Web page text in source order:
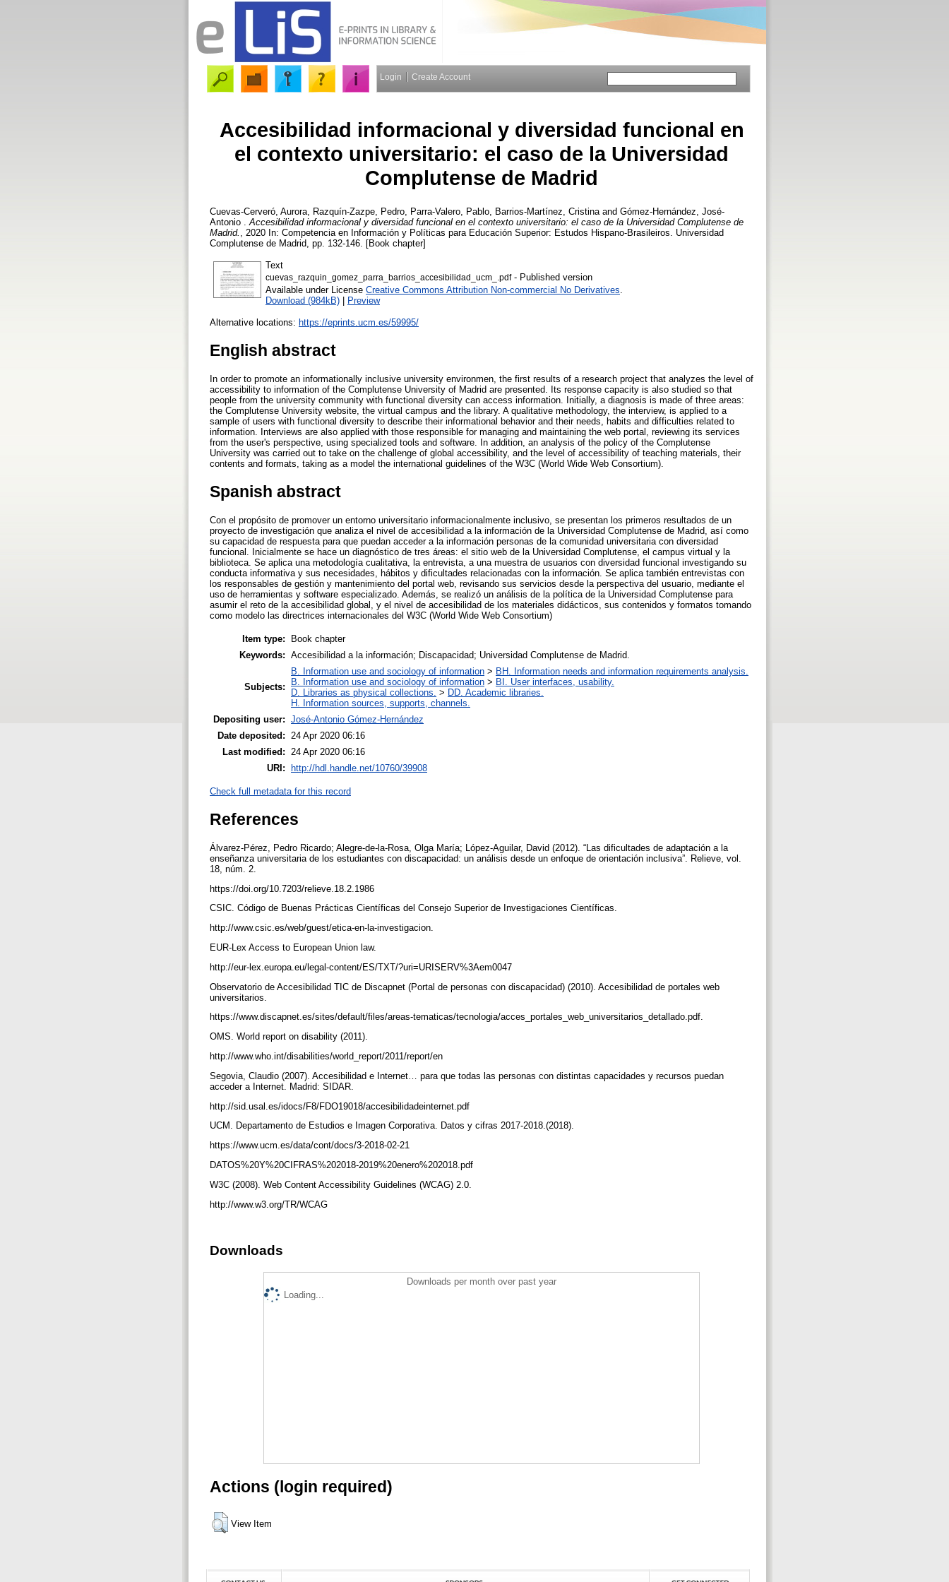
Login Create Account
Accesibilidad informacional y diversidad funcional en
el contexto universitario: el caso de la Universidad
Complutense de Madrid
Cuevas-Cerveró, Aurora Razquín-Zazpe, Pedro Parra-Valero, Pablo Barrios-Martínez, Cristina and Gómez-Hernández, José-
Antonio
Accesibilidad informacional y diversidad funcional en el contexto universitario: el caso de la Universidad Complutense de
Madrid.
, 2020 In: Competencia en Información y Políticas para Educación Superior: Estudos Hispano-Brasileiros. Universidad
Complutense de Madrid, pp. 132-146. [Book chapter]
Text
cuevas_razquin_gomez_parra_barrios_accesibilidad_ucm_.pdf- Published version
Available under License Creative Commons Attribution Non-commercial No Derivatives
Download (984kB) | Preview
Alternative locations: https://eprints.ucm.es/59995/
English abstract
In order to promote an informationally inclusive university environmen, the first results of a research project that analyzes the level of
accessibility to information of the Complutense University of Madrid are presented. Its response capacity is also studied so that
people from the university community with functional diversity can access information. Initially, a diagnosis is made of three areas:
the Complutense University website, the virtual campus and the library. A qualitative methodology, the interview, is applied to a
sample of users with functional diversity to describe their informational behavior and their needs, habits and difficulties related to
information. Interviews are also applied with those responsible for managing and maintaining the web portal, reviewing its services
from the user's perspective, using specialized tools and software. In addition, an analysis of the policy of the Complutense
University was carried out to take on the challenge of global accessibility, and the level of accessibility of teaching materials, their
contents and formats, taking as a model the international guidelines of the W3C (World Wide Web Consortium).
Spanish abstract
Con el propósito de promover un entorno universitario informacionalmente inclusivo, se presentan los primeros resultados de un
proyecto de investigación que analiza el nivel de accesibilidad a la información de la Universidad Complutense de Madrid, así como
su capacidad de respuesta para que puedan acceder a la información personas de la comunidad universitaria con diversidad
funcional. Inicialmente se hace un diagnóstico de tres áreas: el sitio web de la Universidad Complutense, el campus virtual y la
biblioteca. Se aplica una metodología cualitativa, la entrevista, a una muestra de usuarios con diversidad funcional investigando su
conducta informativa y sus necesidades, hábitos y dificultades relacionadas con la información. Se aplica también entrevistas con
los responsables de gestión y mantenimiento del portal web, revisando sus servicios desde la perspectiva del usuario, mediante el
uso de herramientas y software especializado. Además, se realizó un análisis de la política de la Universidad Complutense para
asumir el reto de la accesibilidad global, y el nivel de accesibilidad de los materiales didácticos, sus contenidos y formatos tomando
como modelo las directrices internacionales del W3C (World Wide Web Consortium)
Item type:
Book chapter
Keywords: Accesibilidad a la información; Discapacidad; Universidad Complutense de Madrid.
Subjects:
B. Information use and sociology of information > BH. Information needs and information requirements analysis.
B. Information use and sociology of information > BI. User interfaces, usability.
D. Libraries as physical collections. > DD. Academic libraries.
H. Information sources, supports, channels.
Depositing user: José-Antonio Gómez-Hernández
Date deposited:
24 Apr 2020 06:16
Last modified:
24 Apr 2020 06:16
URI:
http://hdl.handle.net/10760/39908
Check full metadata for this record
References
Álvarez-Pérez, Pedro Ricardo; Alegre-de-la-Rosa, Olga María; López-Aguilar, David (2012). “Las dificultades de adaptación a la
enseñanza universitaria de los estudiantes con discapacidad: un análisis desde un enfoque de orientación inclusiva”. Relieve, vol.
18, núm. 2.
https://doi.org/10.7203/relieve.18.2.1986
CSIC. Código de Buenas Prácticas Científicas del Consejo Superior de Investigaciones Científicas.
http://www.csic.es/web/guest/etica-en-la-investigacion.
EUR-Lex Access to European Union law.
http://eur-lex.europa.eu/legal-content/ES/TXT/?uri=URISERV%3Aem0047
Observatorio de Accesibilidad TIC de Discapnet (Portal de personas con discapacidad) (2010). Accesibilidad de portales web
universitarios.
https://www.discapnet.es/sites/default/files/areas-tematicas/tecnologia/acces_portales_web_universitarios_detallado.pdf.
OMS. World report on disability (2011).
http://www.who.int/disabilities/world_report/2011/report/en
Segovia, Claudio (2007). Accesibilidad e Internet… para que todas las personas con distintas capacidades y recursos puedan
acceder a Internet. Madrid: SIDAR.
http://sid.usal.es/idocs/F8/FDO19018/accesibilidadeinternet.pdf
UCM. Departamento de Estudios e Imagen Corporativa. Datos y cifras 2017-2018.(2018).
https://www.ucm.es/data/cont/docs/3-2018-02-21
DATOS%20Y%20CIFRAS%202018-2019%20enero%202018.pdf
W3C (2008). Web Content Accessibility Guidelines (WCAG) 2.0.
http://www.w3.org/TR/WCAG
Downloads
Downloads per month over past year
Loading...
Actions (login required)
View Item